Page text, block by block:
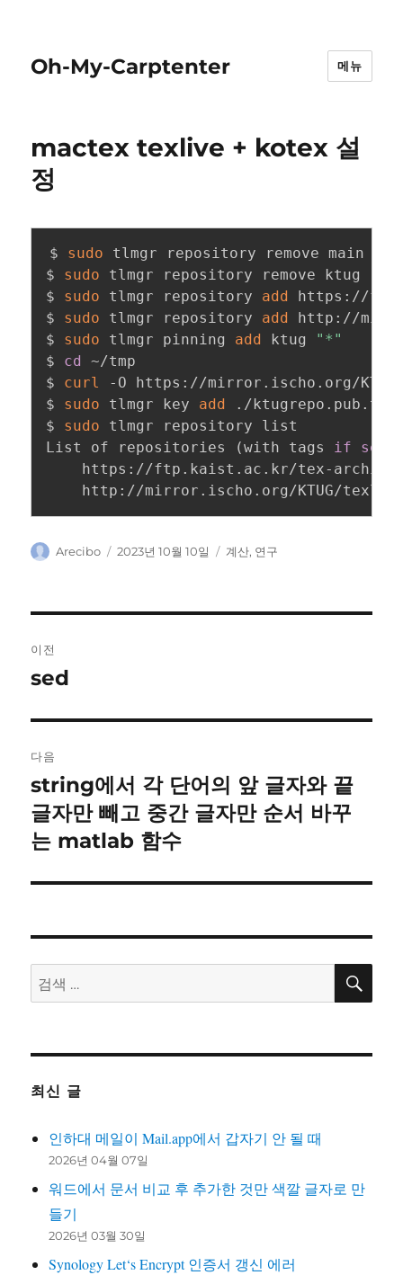
Oh-My-Carptenter 메뉴
mactex texlive + kotex 설
정
$ sudo tlmgr repository remove main
$ sudo tlmgr repository remove ktug
$ sudo tlmgr repository add https://
$ sudo tlmgr repository add http://
$ sudo tlmgr pinning add ktug "*"
$ cd
~/tmp
$ curl
-O https://mirror.ischo.org/
$ sudo tlmgr key add ./ktugrepo.pub.txt
$ sudo tlmgr repository list
List of repositories
(with tags if set
https://ftp.kaist.ac.kr/tex-
http://mirror.ischo.org/KTUG/
글
Arecibo
작
2023년 10월 10일
카
계산, 연구
탐
이전
이
글:
sed
다음
다
음
글:
string에서 각 단어의 앞 글자와 끝
글자만 빼고 중간 글자만 순서 바꾸
는 matlab 함수
검
색:
검
최신 글
인하대 메일이 Mail.app에서 갑자기 안 될 때
2026년 04월 07일
워드에서 문서 비교 후 추가한 것만 색깔 글자로 만
들기
2026년 03월 30일
Synology Let‘s Encrypt 인증서 갱신 에러